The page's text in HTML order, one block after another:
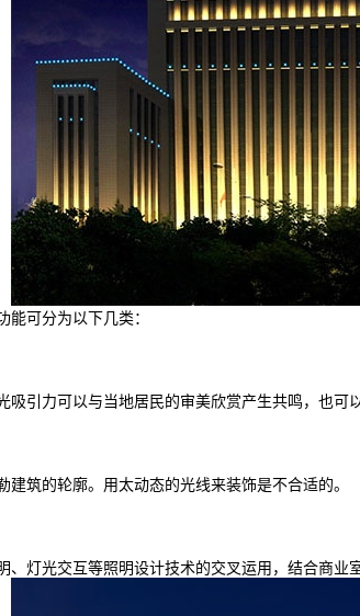
可分为以下几类：
引力可以与当地居民的审美欣赏产生共鸣，也可
筑的轮廓。用太动态的光线来装饰是不合适的。
光交互等照明设计技术的交叉运用，结合商业